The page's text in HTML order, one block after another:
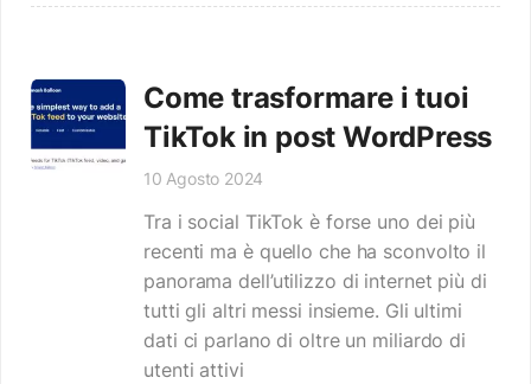
Come trasformare i tuoi
TikTok in post WordPress
10 Agosto 2024
Tra i social TikTok è forse uno dei più
recenti ma è quello che ha sconvolto il
panorama dell’utilizzo di internet più di
tutti gli altri messi insieme. Gli ultimi
dati ci parlano di oltre un miliardo di
utenti attivi